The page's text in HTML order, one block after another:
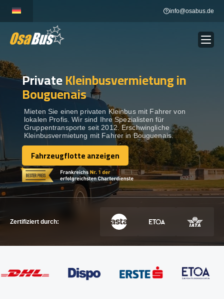
content
info@osabus.de
BUSVERMIETUNG Show dropdown
REISEZIELE
FLOTTE
KONTAKTIEREN SIE UNS
KONTAKTIEREN SIE UNS
PrivateKleinbusvermietung in
Bouguenais
Mieten Sie einen privaten Kleinbus mit Fahrer von
lokalen Profis. Wir sind Ihre Spezialisten für
Gruppentransporte seit 2012. Erschwingliche
Kleinbusvermietung mit Fahrer in Bouguenais.
Fahrzeugflotte anzeigen
Fahrzeugflotte anzeigen
Zertifiziert durch: